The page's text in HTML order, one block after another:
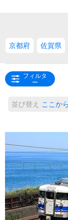
京都府
佐賀県
フィルタ
ー
並び替え ここか
←